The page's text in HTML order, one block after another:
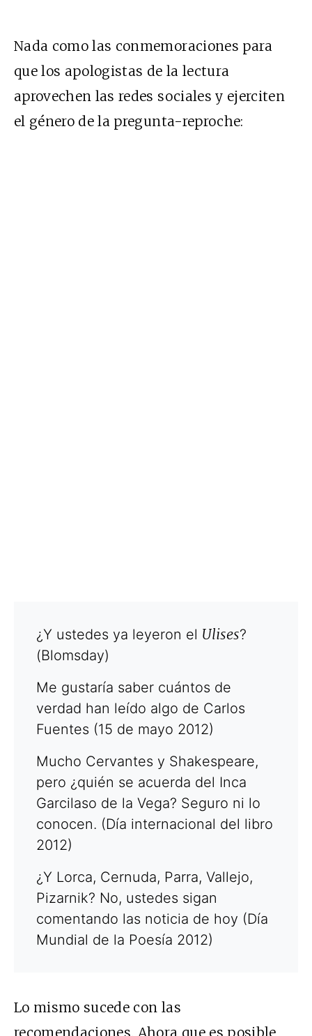
Nada como las conmemoraciones para
que los apologistas de la lectura
aprovechen las redes sociales y ejerciten
el género de la pregunta-reproche:
¿Y ustedes ya leyeron el Ulises?
(Blomsday)
Me gustaría saber cuántos de
verdad han leído algo de Carlos
Fuentes (15 de mayo 2012)
Mucho Cervantes y Shakespeare,
pero ¿quién se acuerda del Inca
Garcilaso de la Vega? Seguro ni lo
conocen. (Día internacional del libro
2012)
¿Y Lorca, Cernuda, Parra, Vallejo,
Pizarnik? No, ustedes sigan
comentando las noticia de hoy (Día
Mundial de la Poesía 2012)
Lo mismo sucede con las